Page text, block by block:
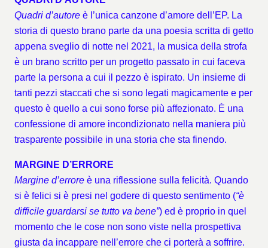
Quadri d’autore è l’unica canzone d’amore dell’EP. La
storia di questo brano parte da una poesia scritta di getto
appena sveglio di notte nel 2021, la musica della strofa
è un brano scritto per un progetto passato in cui faceva
parte la persona a cui il pezzo è ispirato. Un insieme di
tanti pezzi staccati che si sono legati magicamente e per
questo è quello a cui sono forse più affezionato. È una
confessione di amore incondizionato nella maniera più
trasparente possibile in una storia che sta finendo.
MARGINE D’ERRORE
Margine d’errore è una riflessione sulla felicità. Quando
si è felici si è presi nel godere di questo sentimento (“è
difficile guardarsi se tutto va bene”) ed è proprio in quel
momento che le cose non sono viste nella prospettiva
giusta da incappare nell’errore che ci porterà a soffrire.